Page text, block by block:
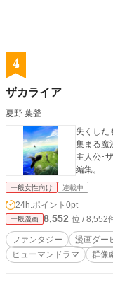
4
ザカライア
夏野 葉聲
失くした
集まる魔
主人公･
編集。
一般女性向け 連載中
24h.ポイント 0pt
一般漫画 8,552 位 / 8,552
ファンタジー 漫画ダー
ヒューマンドラマ
群像